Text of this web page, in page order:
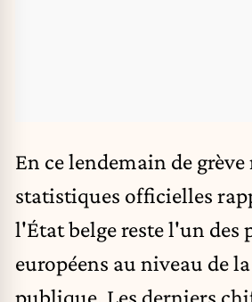
En ce lendemain de
statistiques officielles
l'État belge reste l'un des
européens au niveau de
publique. Les derniers